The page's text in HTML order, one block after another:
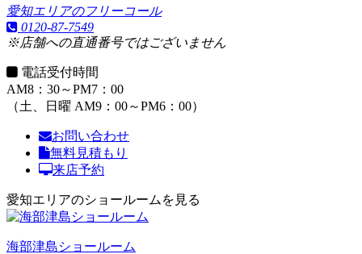
愛知エリアのフリーコール
0120-87-7549
※店舗への直通番号ではございません
電話受付時間
AM8：30～PM7：00
（土、日曜 AM9：00～PM6：00）
お問い合わせ
無料見積もり
来店予約
愛知エリアのショールームを見る
海部津島ショールーム